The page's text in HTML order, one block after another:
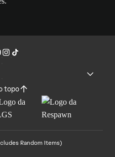
topo
Random Items)